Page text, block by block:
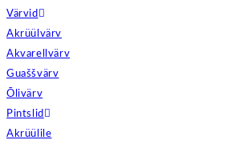
Värvid
Akrüülvärv
Akvarellvärv
Guaššvärv
Õlivärv
Pintslid
Akrüülile